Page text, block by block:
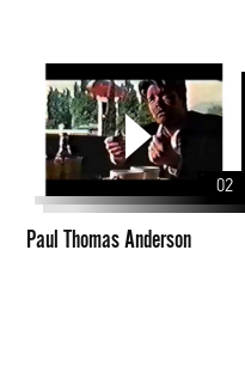
Paul
Thomas
Anderson
02
Paul Thomas Anderson